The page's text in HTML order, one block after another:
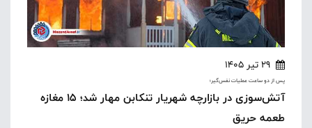
29 تیر 1405
پس از دو ساعت عملیات نفس‌گیر؛
آتش‌سوزی در بازارچه شهریار تنکابن مهار شد؛ ۱۵ مغازه
طعمه حریق